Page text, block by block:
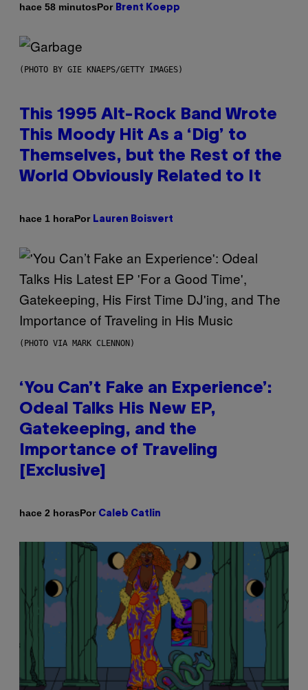
hace 58 minutosPor Brent Koepp
(PHOTO BY GIE KNAEPS/GETTY IMAGES)
This 1995 Alt-Rock Band Wrote
This Moody Hit As a ‘Dig’ to
Themselves, but the Rest of the
World Obviously Related to It
hace 1 horaPor Lauren Boisvert
(PHOTO VIA MARK CLENNON)
‘You Can’t Fake an Experience’:
Odeal Talks His New EP,
Gatekeeping, and the
Importance of Traveling
[Exclusive]
hace 2 horasPor Caleb Catlin